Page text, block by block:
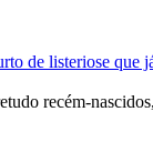
de listeriose que
recém-